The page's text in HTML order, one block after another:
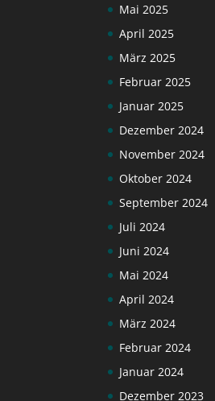
Mai 2025
April 2025
März 2025
Februar 2025
Januar 2025
Dezember 2024
November 2024
Oktober 2024
September 2024
Juli 2024
Juni 2024
Mai 2024
April 2024
März 2024
Februar 2024
Januar 2024
Dezember 2023